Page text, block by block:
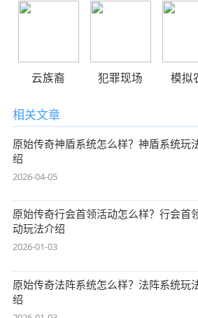
云族裔 犯罪现场 模拟
相关文章
原始传奇神盾系统怎么样？神盾系统玩
绍
2026-04-05
原始传奇行会首领活动怎么样？行会首
动玩法介绍
2026-01-03
原始传奇法阵系统怎么样？法阵系统玩
绍